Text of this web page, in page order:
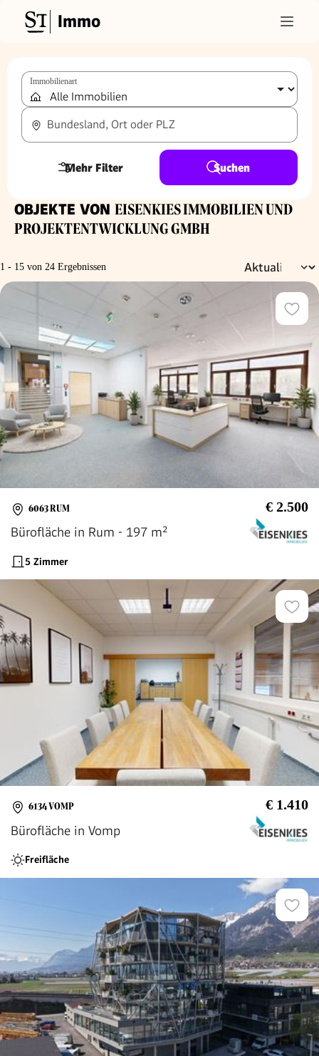
Immo
Immobilienart
Bundesland, Ort oder PLZ
Mehr Filter Suchen
OBJEKTE VON EISENKIES IMMOBILIEN UND
PROJEKTENTWICKLUNG GMBH
1 - 15 von 24 Ergebnissen
6063 RUM € 2.500
Bürofläche in Rum - 197 m²
5 Zimmer
6134 VOMP € 1.410
Bürofläche in Vomp
Freifläche